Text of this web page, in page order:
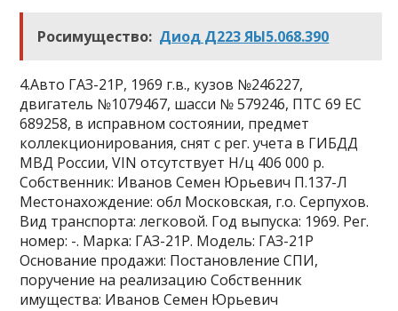
Росимущество: Диод Д223 ЯЫ5.068.390
4.Авто ГАЗ-21Р, 1969 г.в., кузов №246227,
двигатель №1079467, шасси № 579246, ПТС 69 ЕС
689258, в исправном состоянии, предмет
коллекционирования, снят с peг. учета в ГИБДД
МВД России, VIN отсутствует Н/ц 406 000 р.
Собственник: Иванов Семен Юрьевич П.137-Л
Местонахождение: обл Московская, г.о. Серпухов.
Вид транспорта: легковой. Год выпуска: 1969. Рег.
номер: -. Марка: ГАЗ-21Р. Модель: ГАЗ-21Р
Основание продажи: Постановление СПИ,
поручение на реализацию Собственник
имущества: Иванов Семен Юрьевич